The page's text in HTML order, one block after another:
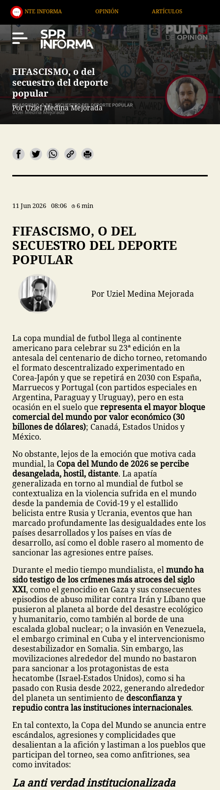
OPINIÓN ARTÍCULOS ARTE /
FIFASCISMO, o del
secuestro del deporte
popular
Por Uziel Medina Mejorada
11 Jun 2026 08:06 6 min
FIFASCISMO, O DEL
SECUESTRO DEL DEPORTE
POPULAR
Por Uziel Medina Mejorada
La copa mundial de futbol llega al continente
americano para celebrar su 23ª edición en la
antesala del centenario de dicho torneo, retomando
el formato descentralizado experimentado en
Corea-Japón y que se repetirá en 2030 con España,
Marruecos y Portugal (con partidos especiales en
Argentina, Paraguay y Uruguay), pero en esta
ocasión en el suelo que representa el mayor bloque
comercial del mundo por valor económico (30
billones de dólares); Canadá, Estados Unidos y
México.
No obstante, lejos de la emoción que motiva cada
mundial, la Copa del Mundo de 2026 se percibe
desangelada, hostil, distante. La apatía
generalizada en torno al mundial de futbol se
contextualiza en la violencia sufrida en el mundo
desde la pandemia de Covid-19 y el estallido
belicista entre Rusia y Ucrania, eventos que han
marcado profundamente las desigualdades ente los
países desarrollados y los países en vías de
desarrollo, así como el doble rasero al momento de
sancionar las agresiones entre países.
Durante el medio tiempo mundialista, elmundo ha
sido testigo de los crímenes más atroces del siglo
XXI, como el genocidio en Gaza y sus consecuentes
episodios de abuso militar contra Irán y Líbano que
pusieron al planeta al borde del desastre ecológico
y humanitario, como también al borde de una
escalada global nuclear; o la invasión en Venezuela,
el embargo criminal en Cuba y el intervencionismo
desestabilizador en Somalia. Sin embargo, las
movilizaciones alrededor del mundo no bastaron
para sancionar a los protagonistas de esta
hecatombe (Israel-Estados Unidos), como si ha
pasado con Rusia desde 2022, generando alrededor
del planeta un sentimiento de desconfianza y
repudio contra las instituciones internacionales.
En tal contexto, la Copa del Mundo se anuncia entre
escándalos, agresiones y complicidades que
desalientan a la afición y lastiman a los pueblos que
participan del torneo, sea como anfitriones, sea
como invitados:
La anti verdad institucionalizada